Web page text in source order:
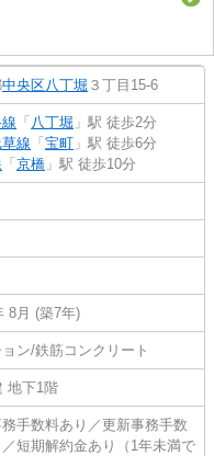
中央区八丁堀 ３丁目15-6
「 八丁堀 」駅 徒歩2分
線 「 宝町 」駅 徒歩6分
「 京橋 」駅 徒歩10分
8月 (築7年)
ン/鉄筋コンクリート
地下1階
手数料あり／更新事務手数
短期解約金あり（1年未満で